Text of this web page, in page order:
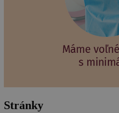
Stránky